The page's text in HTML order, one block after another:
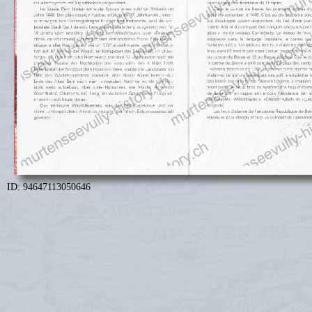
ID: 94647113050646